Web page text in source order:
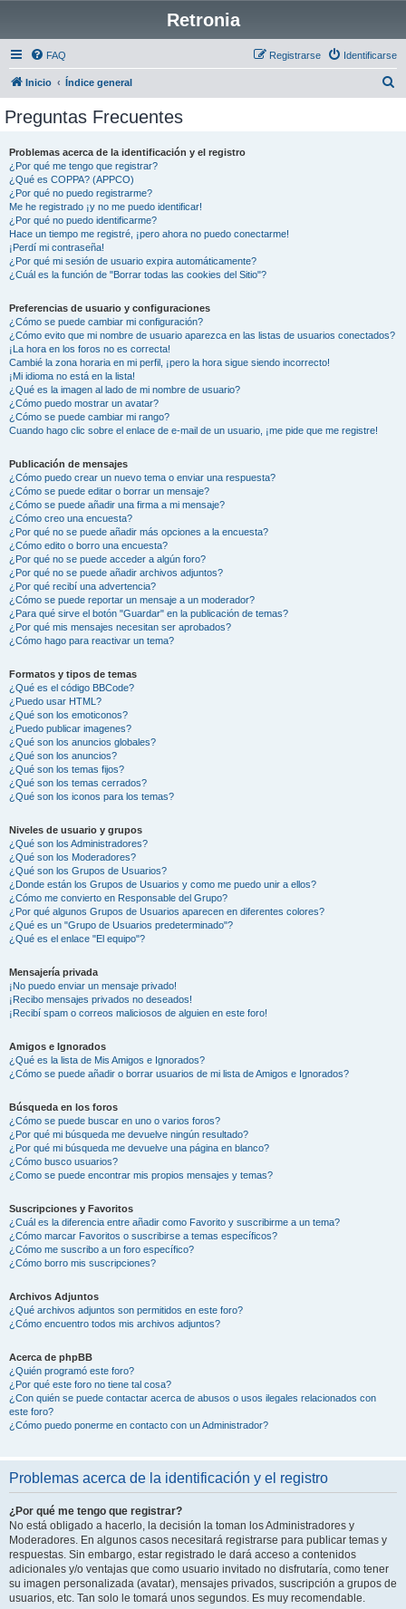
Retronia
FAQ Identificarse
Registrarse
Inicio Índice general
Preguntas Frecuentes
Problemas acerca de la identificación y el registro
¿Por qué me tengo que registrar?
¿Qué es COPPA? (APPCO)
¿Por qué no puedo registrarme?
Me he registrado ¡y no me puedo identificar!
¿Por qué no puedo identificarme?
Hace un tiempo me registré, ¡pero ahora no puedo conectarme!
¡Perdí mi contraseña!
¿Por qué mi sesión de usuario expira automáticamente?
¿Cuál es la función de "Borrar todas las cookies del Sitio"?
Preferencias de usuario y configuraciones
¿Cómo se puede cambiar mi configuración?
¿Cómo evito que mi nombre de usuario aparezca en las listas de usuarios conectados?
¡La hora en los foros no es correcta!
Cambié la zona horaria en mi perfil, ¡pero la hora sigue siendo incorrecto!
¡Mi idioma no está en la lista!
¿Qué es la imagen al lado de mi nombre de usuario?
¿Cómo puedo mostrar un avatar?
¿Cómo se puede cambiar mi rango?
Cuando hago clic sobre el enlace de e-mail de un usuario, ¡me pide que me registre!
Publicación de mensajes
¿Cómo puedo crear un nuevo tema o enviar una respuesta?
¿Cómo se puede editar o borrar un mensaje?
¿Cómo se puede añadir una firma a mi mensaje?
¿Cómo creo una encuesta?
¿Por qué no se puede añadir más opciones a la encuesta?
¿Cómo edito o borro una encuesta?
¿Por qué no se puede acceder a algún foro?
¿Por qué no se puede añadir archivos adjuntos?
¿Por qué recibí una advertencia?
¿Cómo se puede reportar un mensaje a un moderador?
¿Para qué sirve el botón "Guardar" en la publicación de temas?
¿Por qué mis mensajes necesitan ser aprobados?
¿Cómo hago para reactivar un tema?
Formatos y tipos de temas
¿Qué es el código BBCode?
¿Puedo usar HTML?
¿Qué son los emoticonos?
¿Puedo publicar imagenes?
¿Qué son los anuncios globales?
¿Qué son los anuncios?
¿Qué son los temas fijos?
¿Qué son los temas cerrados?
¿Qué son los iconos para los temas?
Niveles de usuario y grupos
¿Qué son los Administradores?
¿Qué son los Moderadores?
¿Qué son los Grupos de Usuarios?
¿Donde están los Grupos de Usuarios y como me puedo unir a ellos?
¿Cómo me convierto en Responsable del Grupo?
¿Por qué algunos Grupos de Usuarios aparecen en diferentes colores?
¿Qué es un "Grupo de Usuarios predeterminado"?
¿Qué es el enlace "El equipo"?
Mensajería privada
¡No puedo enviar un mensaje privado!
¡Recibo mensajes privados no deseados!
¡Recibí spam o correos maliciosos de alguien en este foro!
Amigos e Ignorados
¿Qué es la lista de Mis Amigos e Ignorados?
¿Cómo se puede añadir o borrar usuarios de mi lista de Amigos e Ignorados?
Búsqueda en los foros
¿Cómo se puede buscar en uno o varios foros?
¿Por qué mi búsqueda me devuelve ningún resultado?
¿Por qué mi búsqueda me devuelve una página en blanco?
¿Cómo busco usuarios?
¿Como se puede encontrar mis propios mensajes y temas?
Suscripciones y Favoritos
¿Cuál es la diferencia entre añadir como Favorito y suscribirme a un tema?
¿Cómo marcar Favoritos o suscribirse a temas específicos?
¿Cómo me suscribo a un foro específico?
¿Cómo borro mis suscripciones?
Archivos Adjuntos
¿Qué archivos adjuntos son permitidos en este foro?
¿Cómo encuentro todos mis archivos adjuntos?
Acerca de phpBB
¿Quién programó este foro?
¿Por qué este foro no tiene tal cosa?
¿Con quién se puede contactar acerca de abusos o usos ilegales relacionados con
este foro?
¿Cómo puedo ponerme en contacto con un Administrador?
Problemas acerca de la identificación y el registro
¿Por qué me tengo que registrar?
No está obligado a hacerlo, la decisión la toman los Administradores y
Moderadores. En algunos casos necesitará registrarse para publicar temas y
respuestas. Sin embargo, estar registrado le dará acceso a contenidos
adicionales y/o ventajas que como usuario invitado no disfrutaría, como tener
su imagen personalizada (avatar), mensajes privados, suscripción a grupos de
usuarios, etc. Tan solo le tomará unos segundos. Es muy recomendable.